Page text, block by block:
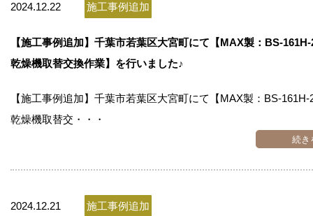
会社概要
2024.12.22 施工事例追加
【施工事例追加】千葉市若葉区大宮町にて【MAX製：BS-
乾燥機取替交換作業】を行いました♪
【施工事例追加】千葉市若葉区大宮町にて【MAX製：BS-
乾燥機取替交・・・
続き
2024.12.21 施工事例追加